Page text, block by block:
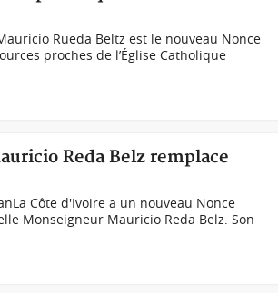
Rueda Beltz est le nouveau Nonce
proches de l’Église Catholique
Reda Belz remplace
Côte d'Ivoire a un nouveau Nonce
Monseigneur Mauricio Reda Belz. Son